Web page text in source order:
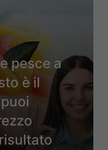
pesce a
è il